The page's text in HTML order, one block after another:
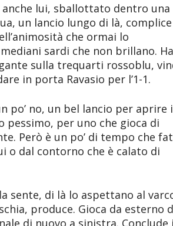
lui, sballottato dentro una
un lancio lungo di là,
che ormai lo
sardi che non brillano.
sulla trequarti rossoblu,
in porta Ravasio per l’1-1.
po’ no, un bel lancio per aprire
pessimo, per uno che gioca di
Però è un po’ di tempo che
o dal contorno che è calato di
sente, di là lo aspettano al
produce. Gioca da esterno
di nuovo a sinistra. Conclude